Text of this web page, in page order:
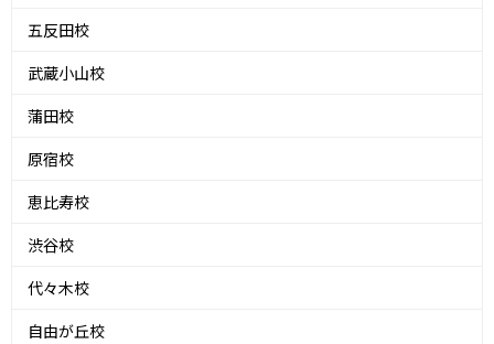
五反田校
武蔵小山校
蒲田校
原宿校
恵比寿校
渋谷校
代々木校
自由が丘校